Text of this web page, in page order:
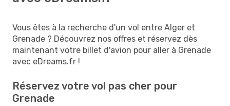
Vous êtes à la recherche d'un vol entre Alger et
Grenade ? Découvrez nos offres et réservez dès
maintenant votre billet d'avion pour aller à Grenade
avec eDreams.fr !
Réservez votre vol pas cher pour
Grenade